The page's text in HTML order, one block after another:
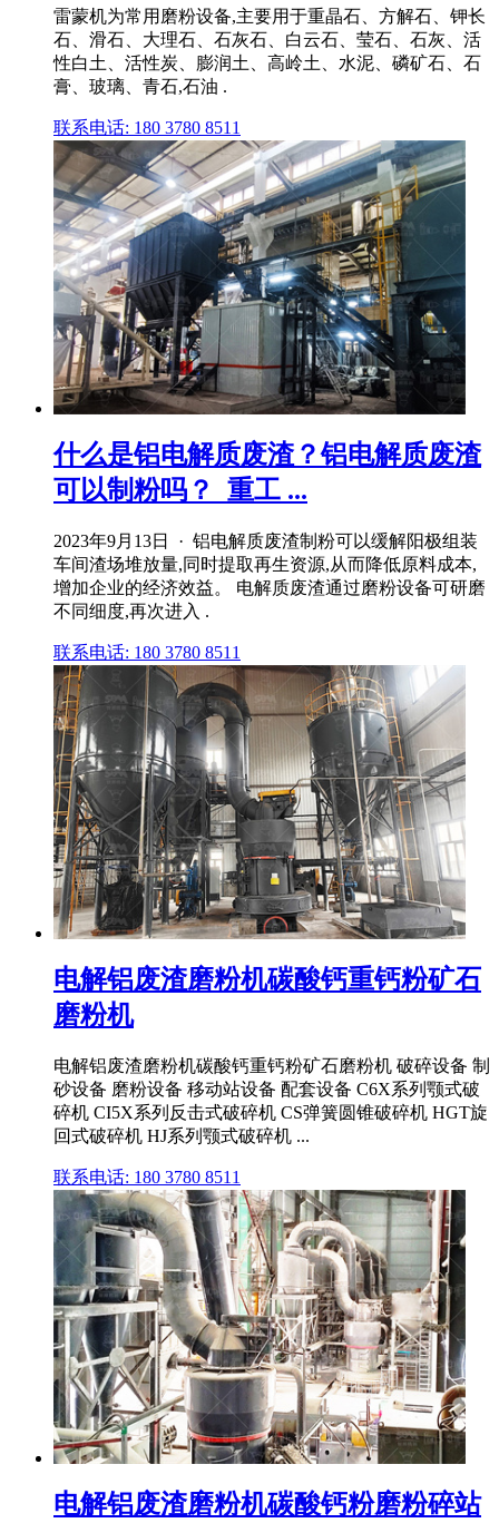
雷蒙机为常用磨粉设备,主要用于重晶石、方解石、钾长
石、滑石、大理石、石灰石、白云石、莹石、石灰、活
性白土、活性炭、膨润土、高岭土、水泥、磷矿石、石
膏、玻璃、青石,石油 .
联系电话: 180 3780 8511
什么是铝电解质废渣？铝电解质废渣
可以制粉吗？_重工 ...
2023年9月13日 · 铝电解质废渣制粉可以缓解阳极组装
车间渣场堆放量,同时提取再生资源,从而降低原料成本,
增加企业的经济效益。 电解质废渣通过磨粉设备可研磨
不同细度,再次进入 .
联系电话: 180 3780 8511
电解铝废渣磨粉机碳酸钙重钙粉矿石
磨粉机
电解铝废渣磨粉机碳酸钙重钙粉矿石磨粉机 破碎设备 制
砂设备 磨粉设备 移动站设备 配套设备 C6X系列颚式破
碎机 CI5X系列反击式破碎机 CS弹簧圆锥破碎机 HGT旋
回式破碎机 HJ系列颚式破碎机 ...
联系电话: 180 3780 8511
电解铝废渣磨粉机碳酸钙粉磨粉碎站